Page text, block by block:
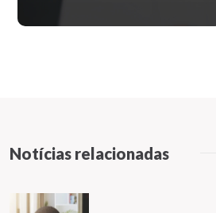
Notícias relacionadas